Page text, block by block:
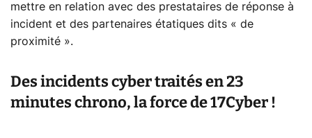
mettre en relation avec des prestataires de réponse à
incident et des partenaires étatiques dits « de
proximité ».
Des incidents cyber traités en 23
minutes chrono, la force de 17Cyber !